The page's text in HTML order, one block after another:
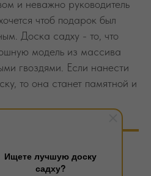
Ищете лучшую доску
садху?
НА ДЕНЬ
И
ВСЕ ЕСТЬ